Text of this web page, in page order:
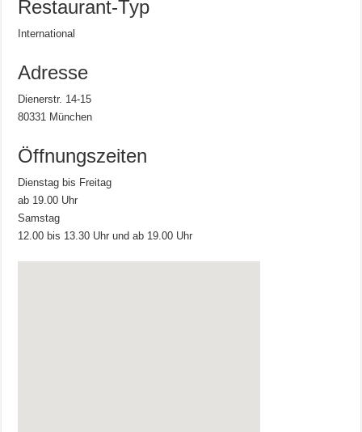
Restaurant-Typ
International
Adresse
Dienerstr. 14-15
80331 München
Öffnungszeiten
Dienstag bis Freitag
ab 19.00 Uhr
Samstag
12.00 bis 13.30 Uhr und ab 19.00 Uhr